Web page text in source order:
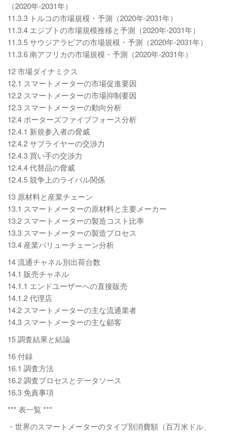
（2020年-2031年）
11.3.3 トルコの市場規模・予測（2020年-2031年）
11.3.4 エジプトの市場規模推移と予測（2020年-2031年）
11.3.5 サウジアラビアの市場規模・予測（2020年-2031年）
11.3.6 南アフリカの市場規模・予測（2020年-2031年）
12 市場ダイナミクス
12.1 スマートメーターの市場促進要因
12.2 スマートメーターの市場抑制要因
12.3 スマートメーターの動向分析
12.4 ポーターズファイブフォース分析
12.4.1 新規参入者の脅威
12.4.2 サプライヤーの交渉力
12.4.3 買い手の交渉力
12.4.4 代替品の脅威
12.4.5 競争上のライバル関係
13 原材料と産業チェーン
13.1 スマートメーターの原材料と主要メーカー
13.2 スマートメーターの製造コスト比率
13.3 スマートメーターの製造プロセス
13.4 産業バリューチェーン分析
14 流通チャネル別出荷台数
14.1 販売チャネル
14.1.1 エンドユーザーへの直接販売
14.1.2 代理店
14.2 スマートメーターの主な流通業者
14.3 スマートメーターの主な顧客
15 調査結果と結論
16 付録
16.1 調査方法
16.2 調査プロセスとデータソース
16.3 免責事項
*** 表一覧 ***
・世界のスマートメーターのタイプ別消費額（百万米ドル、